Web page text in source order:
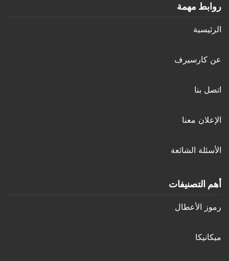
روابط مهمة
الرئيسية
عن كارسيرف
اتصل بنا
الإعلان معنا
الأسئلة الشائعة
أهم التصنيفات
رموز الأعطال
ميكانيكا